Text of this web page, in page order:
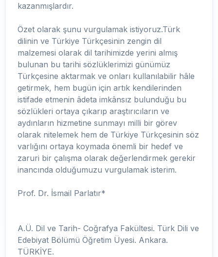
kazanmışlardır.
Özet olarak şunu vurgulamak istiyoruz.Türk
dilinin ve Türkiye Türkçesinin zengin dil
malzemesi olarak dil tarihimizde yerini almış
bulunan bu tarihi sözlüklerimizi günümüz
Türkçesine aktarmak ve onları kullanılabilir hâle
getirmek, hem bugün için artık kendilerinden
istifade etmenin âdeta imkânsız bulunduğu bu
sözlükleri ortaya çıkarıp araştırıcıların ve
aydınların hizmetine sunmayı milli bir görev
olarak nitelemek hem de Türkiye Türkçesinin söz
varlığını ortaya koymada önemli bir hedef ve
zaruri bir çalışma olarak değerlendirmek gerekir
inancında olduğumuzu vurgulamak isterim.
Prof. Dr. İsmail Parlatır*
A.Ü. Dil ve Tarih- Coğrafya Fakültesi. Türk Dili ve
Edebiyat Bölümü Öğretim Üyesi. Ankara.
TÜRKİYE.